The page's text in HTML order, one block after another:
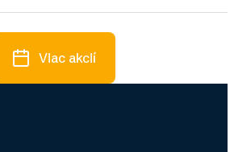
Viac akcií